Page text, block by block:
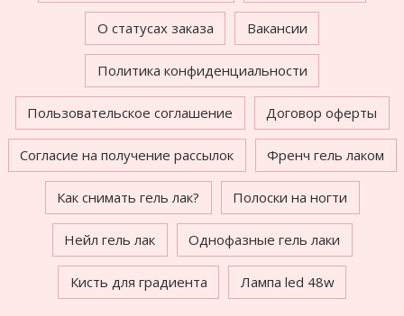
О статусах заказа Вакансии
Политика конфиденциальности
Пользовательское соглашение Договор оферты
Согласие на получение рассылок Френч гель лаком
Как снимать гель лак? Полоски на ногти
Нейл гель лак Однофазные гель лаки
Кисть для градиента Лампа led 48w